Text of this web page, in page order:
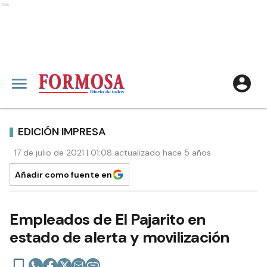
Ads
EDICIÓN IMPRESA
17 de julio de 2021 | 01:08 actualizado hace 5 años
Añadir como fuente en
Empleados de El Pajarito en
estado de alerta y movilización